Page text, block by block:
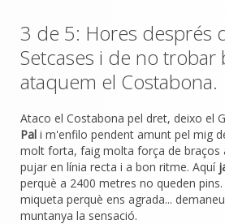
3 de 5: Hores després
Setcases i de no trobar
ataquem el Costabona.
Ataco el Costabona pel dret, deixo el
Pal i m'enfilo pendent amunt pel mig
molt forta, faig molta força de braços
pujar en línia recta i a bon ritme. Aquí
perquè a 2400 metres no queden
miqueta perquè ens agrada...
muntanya la sensació.